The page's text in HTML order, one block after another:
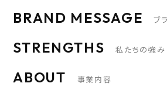
BRAND MESSAGE ブ
STRENGTHS 私たちの強み
ABOUT 事業内容